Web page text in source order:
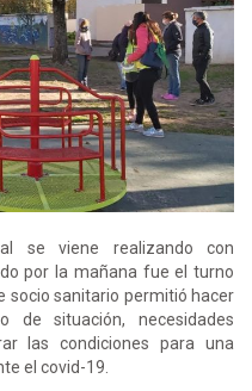
se viene realizando con
por la mañana fue el turno
socio sanitario permitió hacer
de situación, necesidades
las condiciones para una
el covid-19.